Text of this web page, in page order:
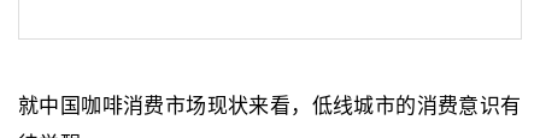
就中国咖啡消费市场现状来看，低线城市的消费意识有